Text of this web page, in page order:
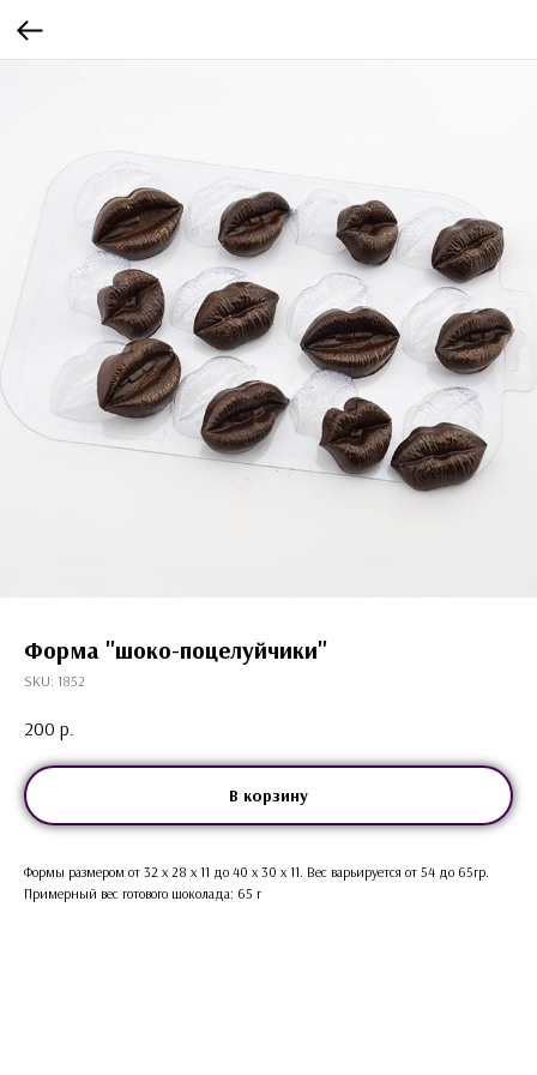
Форма "шоко-поцелуйчики"
SKU: 1852
200 р.
В корзину
Формы размером от 32 х 28 х 11 до 40 х 30 х 11. Вес варьируется от 54 до 65гр.
Примерный вес готового шоколада: 65 г